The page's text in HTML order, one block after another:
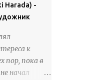
"Рыцари
из
как
всего
снега.
Harada) -
к
пор, пока в
начал